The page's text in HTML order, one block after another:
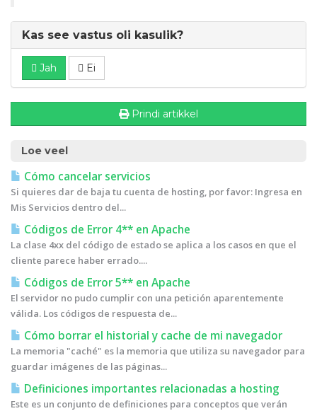
Kas see vastus oli kasulik?
Jah Ei
Prindi artikkel
Loe veel
Cómo cancelar servicios
Si quieres dar de baja tu cuenta de hosting, por favor: Ingresa en
Mis Servicios dentro del...
Códigos de Error 4** en Apache
La clase 4xx del código de estado se aplica a los casos en que el
cliente parece haber errado....
Códigos de Error 5** en Apache
El servidor no pudo cumplir con una petición aparentemente
válida. Los códigos de respuesta de...
Cómo borrar el historial y cache de mi navegador
La memoria "caché" es la memoria que utiliza su navegador para
guardar imágenes de las páginas...
Definiciones importantes relacionadas a hosting
Este es un conjunto de definiciones para conceptos que verán